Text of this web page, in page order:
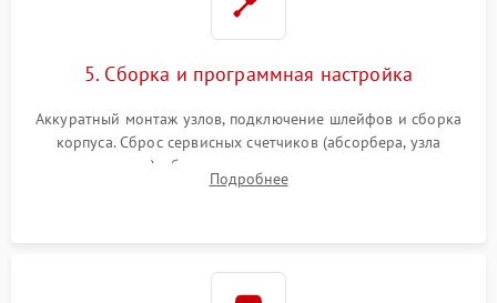
5. Сборка и программная настройка
Аккуратный монтаж узлов, подключение шлейфов и сборка
корпуса. Сброс сервисных счетчиков (абсорбера, узла
закрепления), обновление прошивки и программная
калибровка цветопередачи и позиционирования сканера.
Подробнее